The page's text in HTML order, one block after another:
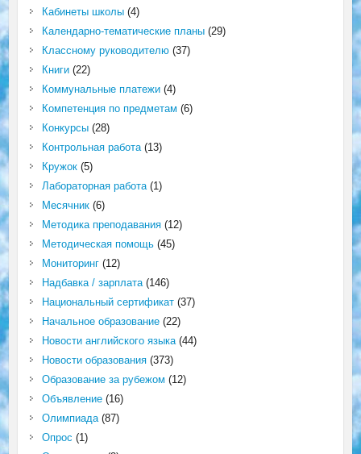
Кабинеты школы(4)
Календарно-тематические планы(29)
Классному руководителю(37)
Книги(22)
Коммунальные платежи(4)
Компетенция по предметам (6)
Конкурсы(28)
Контрольная работа(13)
Кружок(5)
Лабораторная работа(1)
Месячник(6)
Методика преподавания(12)
Методическая помощь(45)
Мониторинг(12)
Надбавка / зарплата(146)
Национальный сертификат(37)
Начальное образование(22)
Новости английского языка(44)
Новости образования(373)
Образование за рубежом (12)
Объявление(16)
Олимпиада(87)
Опрос (1)